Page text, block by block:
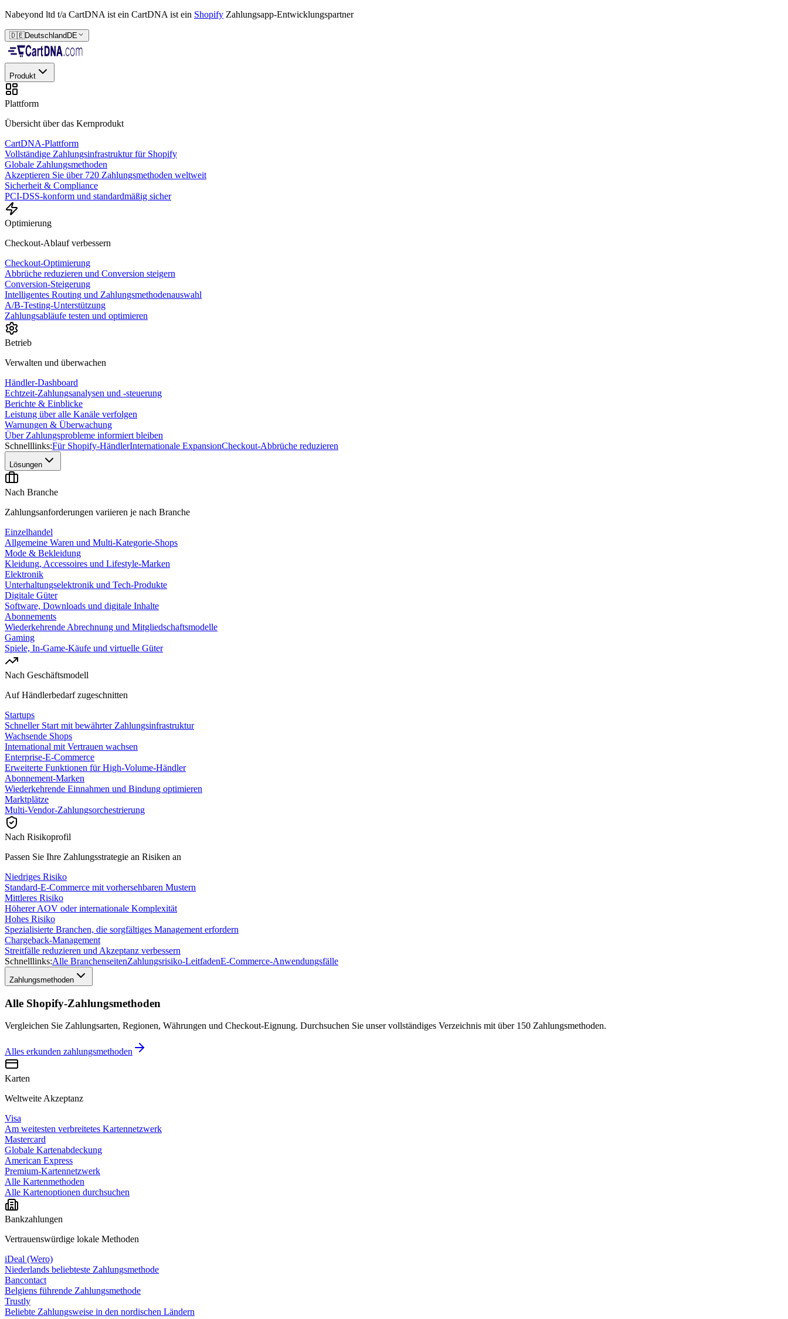
Nabeyond ltd t/a CartDNA ist ein CartDNA ist ein Shopify Zahlungsapp-Entwicklungspartner
🇩🇪Deutschland DE
Produkt
Plattform
Übersicht über das Kernprodukt
CartDNA-Plattform
Vollständige Zahlungsinfrastruktur für Shopify
Globale Zahlungsmethoden
Akzeptieren Sie über 720 Zahlungsmethoden weltweit
Sicherheit & Compliance
PCI-DSS-konform und standardmäßig sicher
Optimierung
Checkout-Ablauf verbessern
Checkout-Optimierung
Abbrüche reduzieren und Conversion steigern
Conversion-Steigerung
Intelligentes Routing und Zahlungsmethodenauswahl
A/B-Testing-Unterstützung
Zahlungsabläufe testen und optimieren
Betrieb
Verwalten und überwachen
Händler-Dashboard
Echtzeit-Zahlungsanalysen und -steuerung
Berichte & Einblicke
Leistung über alle Kanäle verfolgen
Warnungen & Überwachung
Über Zahlungsprobleme informiert bleiben
Schnelllinks:Für Shopify-HändlerInternationale ExpansionCheckout-Abbrüche reduzieren
Lösungen
Nach Branche
Zahlungsanforderungen variieren je nach Branche
Einzelhandel
Allgemeine Waren und Multi-Kategorie-Shops
Mode & Bekleidung
Kleidung, Accessoires und Lifestyle-Marken
Elektronik
Unterhaltungselektronik und Tech-Produkte
Digitale Güter
Software, Downloads und digitale Inhalte
Abonnements
Wiederkehrende Abrechnung und Mitgliedschaftsmodelle
Gaming
Spiele, In-Game-Käufe und virtuelle Güter
Nach Geschäftsmodell
Auf Händlerbedarf zugeschnitten
Startups
Schneller Start mit bewährter Zahlungsinfrastruktur
Wachsende Shops
International mit Vertrauen wachsen
Enterprise-E-Commerce
Erweiterte Funktionen für High-Volume-Händler
Abonnement-Marken
Wiederkehrende Einnahmen und Bindung optimieren
Marktplätze
Multi-Vendor-Zahlungsorchestrierung
Nach Risikoprofil
Passen Sie Ihre Zahlungsstrategie an Risiken an
Niedriges Risiko
Standard-E-Commerce mit vorhersehbaren Mustern
Mittleres Risiko
Höherer AOV oder internationale Komplexität
Hohes Risiko
Spezialisierte Branchen, die sorgfältiges Management erfordern
Chargeback-Management
Streitfälle reduzieren und Akzeptanz verbessern
Schnelllinks:Alle BranchenseitenZahlungsrisiko-LeitfadenE-Commerce-Anwendungsfälle
Zahlungsmethoden
Alle Shopify-Zahlungsmethoden
Vergleichen Sie Zahlungsarten, Regionen, Währungen und Checkout-Eignung. Durchsuchen Sie unser vollständiges Verzeichnis mit über 150 Zahlungsmethoden.
Alles erkunden zahlungsmethoden
Karten
Weltweite Akzeptanz
Visa
Am weitesten verbreitetes Kartennetzwerk
Mastercard
Globale Kartenabdeckung
American Express
Premium-Kartennetzwerk
Alle Kartenmethoden
Alle Kartenoptionen durchsuchen
Bankzahlungen
Vertrauenswürdige lokale Methoden
iDeal (Wero)
Niederlands beliebteste Zahlungsmethode
Bancontact
Belgiens führende Zahlungsmethode
Trustly
Beliebte Zahlungsweise in den nordischen Ländern